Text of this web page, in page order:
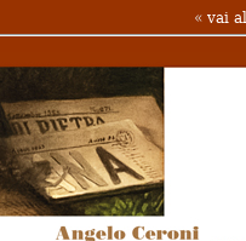
« vai